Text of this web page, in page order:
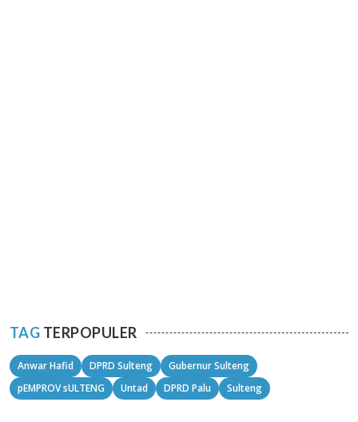
TAG TERPOPULER
Anwar Hafid DPRD Sulteng
Gubernur Sulteng
pEMPROV sULTENG
Untad DPRD Palu Sulteng